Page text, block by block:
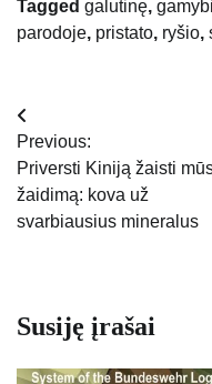
Tagged galutinę,
parodoje, pristato, ryšio,
Navigacija
tarp
įrašų
Previous:
Priversti Kiniją žaisti
žaidimą: kova už
svarbiausius mineralus
Susiję įrašai